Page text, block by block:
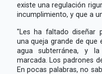
existe una regulación
incumplimiento, y que a
"Les ha faltado diseñar
una queja grande de
agua subterránea, y
marcada. Los padrones
En pocas palabras, no